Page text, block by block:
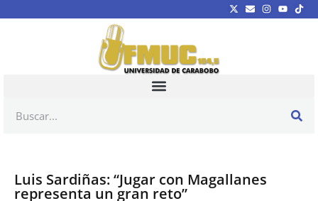
Luis Sardiñas: “Jugar con Magallanes
representa un gran reto”